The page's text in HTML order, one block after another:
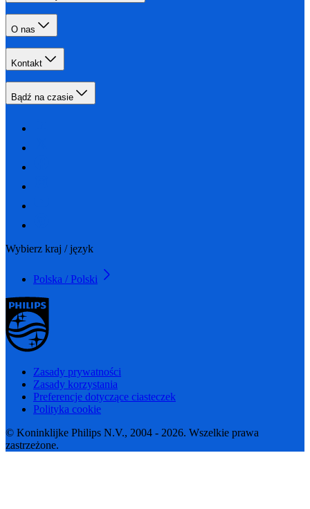
O nas
Kontakt
Bądź na czasie
Wybierz kraj / język
Polska / Polski
Zasady prywatności
Zasady korzystania
Preferencje dotyczące ciasteczek
Polityka cookie
© Koninklijke Philips N.V., 2004 - 2026. Wszelkie prawa
zastrzeżone.